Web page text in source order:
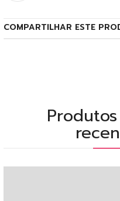
COMPARTILHAR ESTE